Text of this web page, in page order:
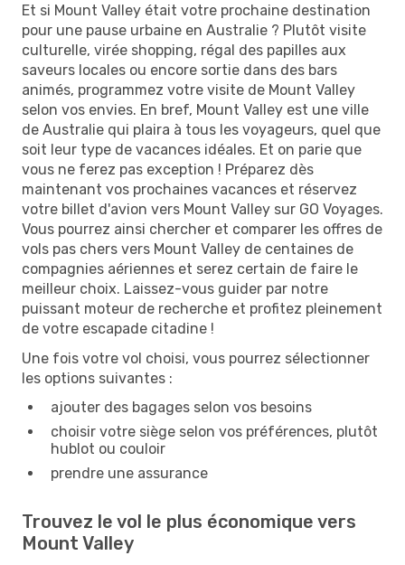
Et si Mount Valley était votre prochaine destination
pour une pause urbaine en Australie ? Plutôt visite
culturelle, virée shopping, régal des papilles aux
saveurs locales ou encore sortie dans des bars
animés, programmez votre visite de Mount Valley
selon vos envies. En bref, Mount Valley est une ville
de Australie qui plaira à tous les voyageurs, quel que
soit leur type de vacances idéales. Et on parie que
vous ne ferez pas exception ! Préparez dès
maintenant vos prochaines vacances et réservez
votre billet d'avion vers Mount Valley sur GO Voyages.
Vous pourrez ainsi chercher et comparer les offres de
vols pas chers vers Mount Valley de centaines de
compagnies aériennes et serez certain de faire le
meilleur choix. Laissez-vous guider par notre
puissant moteur de recherche et profitez pleinement
de votre escapade citadine !
Une fois votre vol choisi, vous pourrez sélectionner
les options suivantes :
ajouter des bagages selon vos besoins
choisir votre siège selon vos préférences, plutôt
hublot ou couloir
prendre une assurance
Trouvez le vol le plus économique vers
Mount Valley